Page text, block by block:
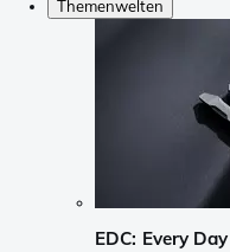
Themenwelten
EDC: Every